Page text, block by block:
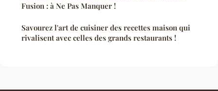
Fusion : à Ne Pas Manquer !
Savourez l'art de cuisiner des recettes maison qui
rivalisent avec celles des grands restaurants !